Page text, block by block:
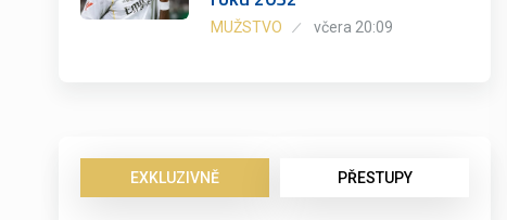
MUŽSTVO včera 20:09
EXKLUZIVNĚ PŘESTUPY